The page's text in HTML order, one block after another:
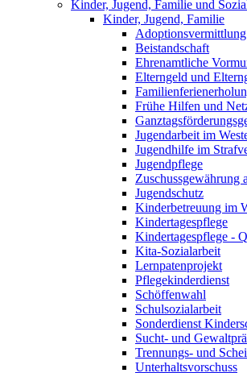
Kinder, Jugend, Familie und
Kinder, Jugend, Familie
Adoptionsvermittlung
Beistandschaft
Ehrenamtliche
Elterngeld und
Frühe Hilfen und
Jugendarbeit im
Jugendhilfe im
Jugendpflege
Zuschussgewährung
Jugendschutz
Kinderbetreuung im
Kindertagespflege
Kindertagespflege -
Kita-Sozialarbeit
Lernpatenprojekt
Pflegekinderdienst
Schöffenwahl
Schulsozialarbeit
Sonderdienst
Sucht- und
Trennungs- und
Unterhaltsvorschuss